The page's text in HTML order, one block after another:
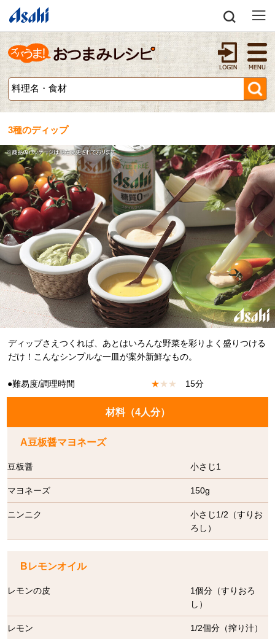
3種のディップ
ディップさえつくれば、あとはいろんな野菜を彩りよく盛りつける
だけ！こんなシンプルな一皿が案外新鮮なもの。
●難易度/調理時間 ★★ ★ 15分
材料（4人分）
A豆板醤マヨネーズ
豆板醤 小さじ1
マヨネーズ 150g
ニンニク
小さじ1/2（すりお
ろし）
Bレモンオイル
レモンの皮
1個分（すりおろ
し）
レモン 1/2個分（搾り汁）